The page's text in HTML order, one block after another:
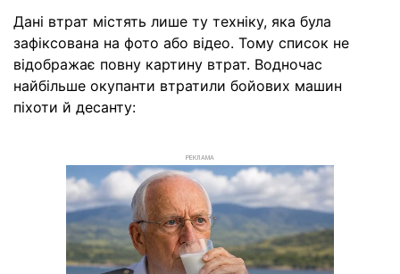
Дані втрат містять лише ту техніку, яка була
зафіксована на фото або відео. Тому список не
відображає повну картину втрат. Водночас
найбільше окупанти втратили бойових машин
піхоти й десанту:
РЕКЛАМА